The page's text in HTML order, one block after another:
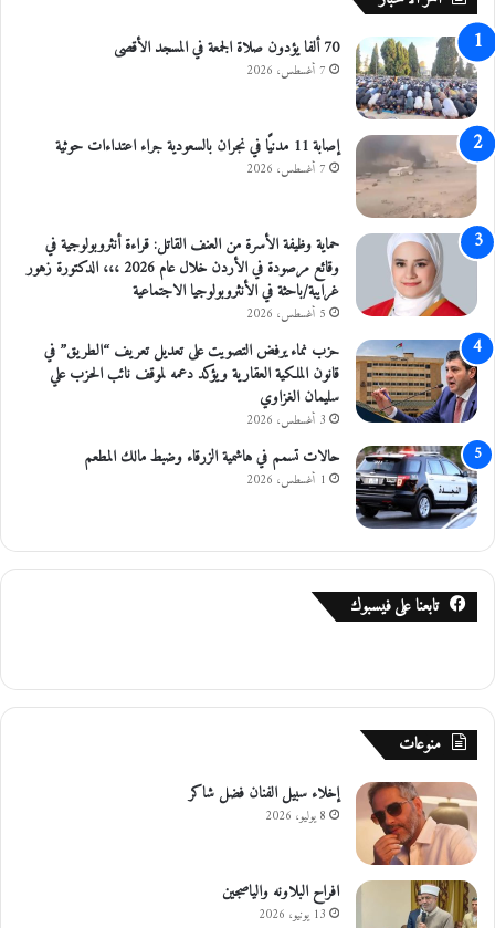
ر
ف
ي
ج
ح
ر
ا
ل
د
ي
ك
70 ألفا يؤدون صلاة الجمعة في المسجد الأقصى
7 أغسطس، 2026
إصابة 11 مدنيًا في نجران بالسعودية جراء اعتداءات حوثية
7 أغسطس، 2026
حماية وظيفة الأسرة من العنف القاتل: قراءة أنثروبولوجية في
وقائع مرصودة في الأردن خلال عام 2026 ،،، الدكتورة زهور
غرايبة/باحثة في الأنثروبولوجيا الاجتماعية
5 أغسطس، 2026
حزب نماء يرفض التصويت على تعديل تعريف “الطريق” في
قانون الملكية العقارية ويؤكد دعمه لموقف نائب الحزب علي
سليمان الغزاوي
3 أغسطس، 2026
حالات تسمم في هاشمية الزرقاء وضبط مالك المطعم
1 أغسطس، 2026
تابعنا على فيسبوك
منوعات
إخلاء سبيل الفنان فضل شاكر
8 يوليو، 2026
افراح البلاونه والياصجين
13 يونيو، 2026